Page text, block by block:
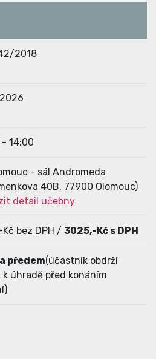
2018
14:00
- sál Andromeda
40B, 77900 Olomouc)
detail učebny
bez DPH / 3025,-Kč s DPH
předem(účastník obdrží
úhradě před konáním